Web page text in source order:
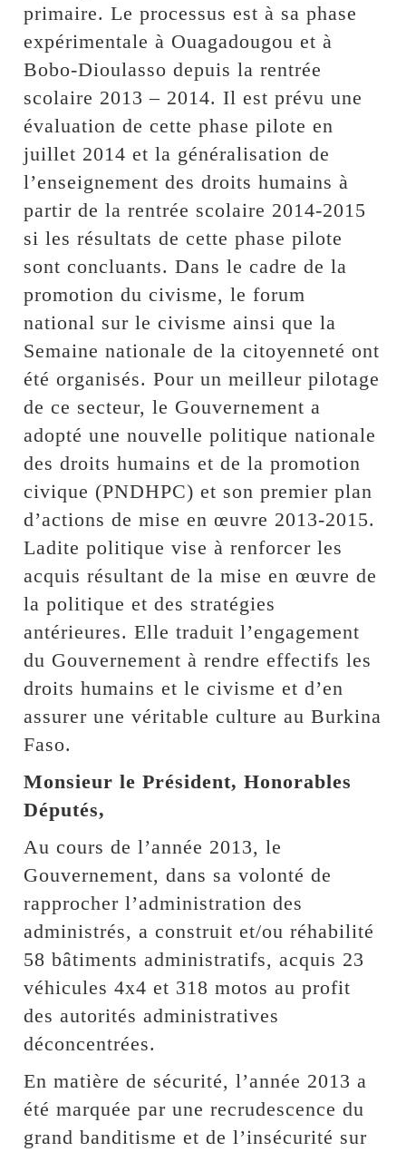
primaire. Le processus est à sa phase
expérimentale à Ouagadougou et à
Bobo-Dioulasso depuis la rentrée
scolaire 2013 – 2014. Il est prévu une
évaluation de cette phase pilote en
juillet 2014 et la généralisation de
l’enseignement des droits humains à
partir de la rentrée scolaire 2014-2015
si les résultats de cette phase pilote
sont concluants. Dans le cadre de la
promotion du civisme, le forum
national sur le civisme ainsi que la
Semaine nationale de la citoyenneté ont
été organisés. Pour un meilleur pilotage
de ce secteur, le Gouvernement a
adopté une nouvelle politique nationale
des droits humains et de la promotion
civique (PNDHPC) et son premier plan
d’actions de mise en œuvre 2013-2015.
Ladite politique vise à renforcer les
acquis résultant de la mise en œuvre de
la politique et des stratégies
antérieures. Elle traduit l’engagement
du Gouvernement à rendre effectifs les
droits humains et le civisme et d’en
assurer une véritable culture au Burkina
Faso.
Monsieur le Président, Honorables
Députés,
Au cours de l’année 2013, le
Gouvernement, dans sa volonté de
rapprocher l’administration des
administrés, a construit et/ou réhabilité
58 bâtiments administratifs, acquis 23
véhicules 4x4 et 318 motos au profit
des autorités administratives
déconcentrées.
En matière de sécurité, l’année 2013 a
été marquée par une recrudescence du
grand banditisme et de l’insécurité sur